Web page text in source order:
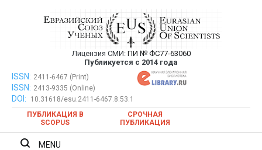
Евразийский Союз Ученых —
публикация научных статей в
ежемесячном научном журнале
Лицензия СМИ: ПИ № ФС77-63060
Публикуется с 2014 года
Евразийский Союз Ученых — публикация научных статей в
ежемесячном научном журнале
ISSN: 2411-6467 (Print)
ISSN: 2413-9335 (Online)
DOI:
10.31618/esu.2411-6467.8.53.1
ПУБЛИКАЦИЯ В
SCOPUS
СРОЧНАЯ
ПУБЛИКАЦИЯ
MENU